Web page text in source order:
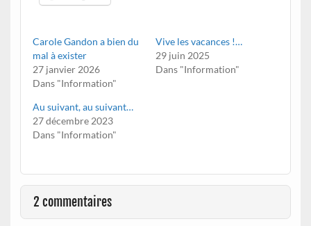
Carole Gandon a bien du
mal à exister
27 janvier 2026
Dans "Information"
Vive les vacances !…
29 juin 2025
Dans "Information"
Au suivant, au suivant…
27 décembre 2023
Dans "Information"
2 commentaires